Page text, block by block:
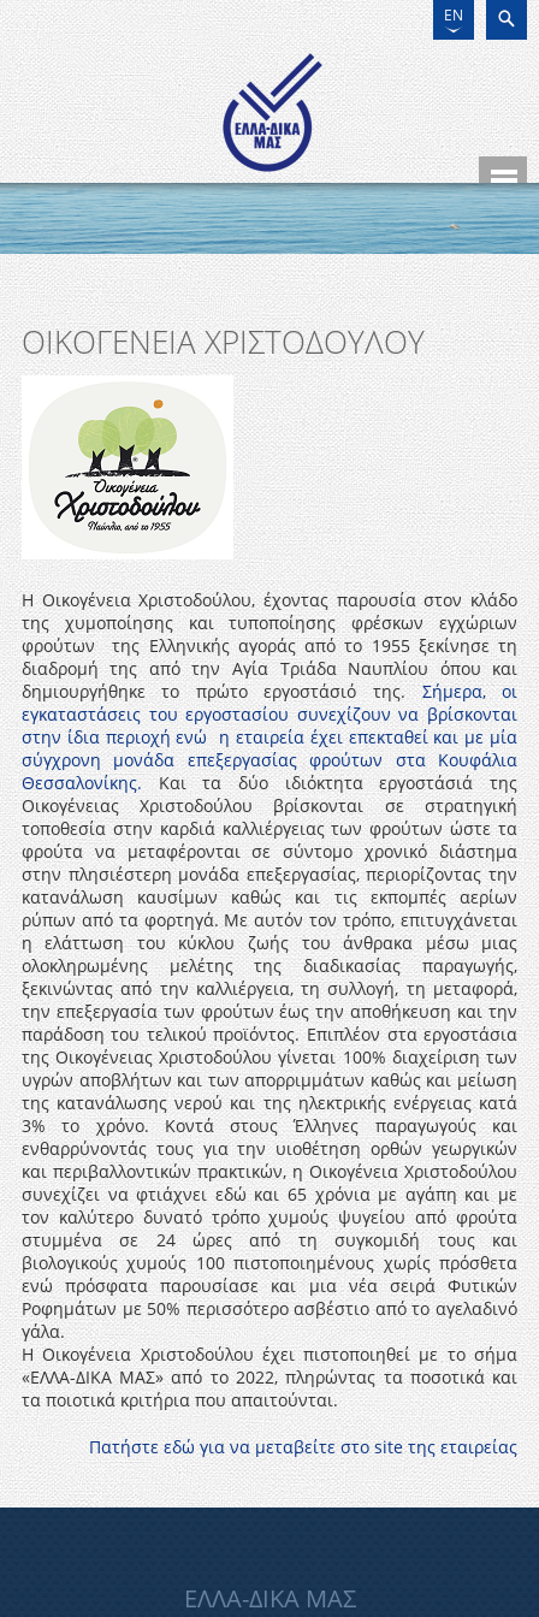
EN
ΟΙΚΟΓΕΝΕΙΑ ΧΡΙΣΤΟΔΟΥΛΟΥ
Η Οικογένεια Χριστοδούλου, έχοντας παρουσία στον κλάδο
της χυμοποίησης και τυποποίησης φρέσκων εγχώριων
φρούτων της Ελληνικής αγοράς από το 1955 ξεκίνησε τη
διαδρομή της από την Αγία Τριάδα Ναυπλίου όπου και
δημιουργήθηκε το πρώτο εργοστάσιό της.Σήμερα, οι
εγκαταστάσεις του εργοστασίου συνεχίζουν να βρίσκονται
στην ίδια περιοχή ενώ η εταιρεία έχει επεκταθεί και με μία
σύγχρονη μονάδα επεξεργασίας φρούτων στα Κουφάλια
Θεσσαλονίκης. Και τα δύο ιδιόκτητα εργοστάσιά της
Οικογένειας Χριστοδούλου βρίσκονται σε στρατηγική
τοποθεσία στην καρδιά καλλιέργειας των φρούτων ώστε τα
φρούτα να μεταφέρονται σε σύντομο χρονικό διάστημα
στην πλησιέστερη μονάδα επεξεργασίας, περιορίζοντας την
κατανάλωση καυσίμων καθώς και τις εκπομπές αερίων
ρύπων από τα φορτηγά. Με αυτόν τον τρόπο, επιτυγχάνεται
η ελάττωση του κύκλου ζωής του άνθρακα μέσω μιας
ολοκληρωμένης μελέτης της διαδικασίας παραγωγής,
ξεκινώντας από την καλλιέργεια, τη συλλογή, τη μεταφορά,
την επεξεργασία των φρούτων έως την αποθήκευση και την
παράδοση του τελικού προϊόντος. Επιπλέον στα εργοστάσια
της Οικογένειας Χριστοδούλου γίνεται 100% διαχείριση των
υγρών αποβλήτων και των απορριμμάτων καθώς και μείωση
της κατανάλωσης νερού και της ηλεκτρικής ενέργειας κατά
3% το χρόνο. Κοντά στους Έλληνες παραγωγούς και
ενθαρρύνοντάς τους για την υιοθέτηση ορθών γεωργικών
και περιβαλλοντικών πρακτικών, η Οικογένεια Χριστοδούλου
συνεχίζει να φτιάχνει εδώ και 65 χρόνια με αγάπη και με
τον καλύτερο δυνατό τρόπο χυμούς ψυγείου από φρούτα
στυμμένα σε 24 ώρες από τη συγκομιδή τους και
βιολογικούς χυμούς 100 πιστοποιημένους χωρίς πρόσθετα
ενώ πρόσφατα παρουσίασε και μια νέα σειρά Φυτικών
Ροφημάτων με 50% περισσότερο ασβέστιο από το αγελαδινό
γάλα.
Η Οικογένεια Χριστοδούλου έχει πιστοποιηθεί με το σήμα
«ΕΛΛΑ-ΔΙΚΑ ΜΑΣ» από το 2022, πληρώντας τα ποσοτικά και
τα ποιοτικά κριτήρια που απαιτούνται.
Πατήστε εδώ για να μεταβείτε στο site της εταιρείας
ΕΛΛΑ-ΔΙΚΑ ΜΑΣ